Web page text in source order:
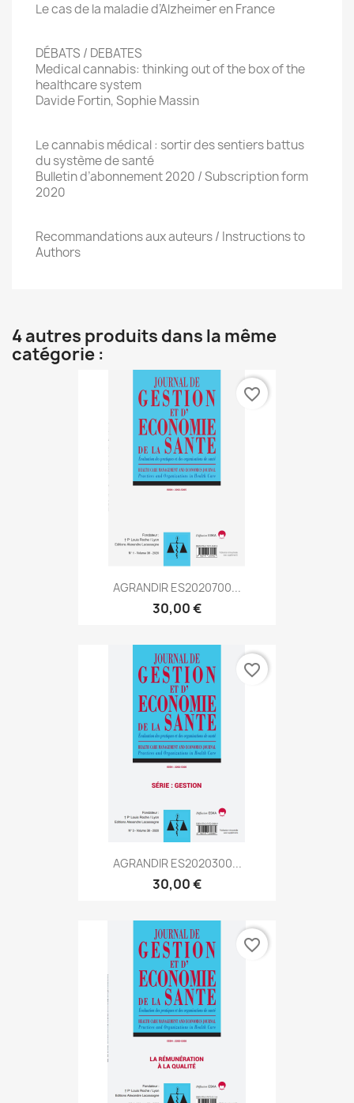
Le cas de la maladie d’Alzheimer en France
DÉBATS / DEBATES
Medical cannabis: thinking out of the box of the
healthcare system
Davide Fortin, Sophie Massin
Le cannabis médical : sortir des sentiers battus
du système de santé
Bulletin d’abonnement 2020 / Subscription form
2020
Recommandations aux auteurs / Instructions to
Authors
4 autres produits dans la même
catégorie :
AGRANDIR ES2020700...
30,00 €
favorite_border
AGRANDIR ES2020300...
30,00 €
favorite_border
favorite_border